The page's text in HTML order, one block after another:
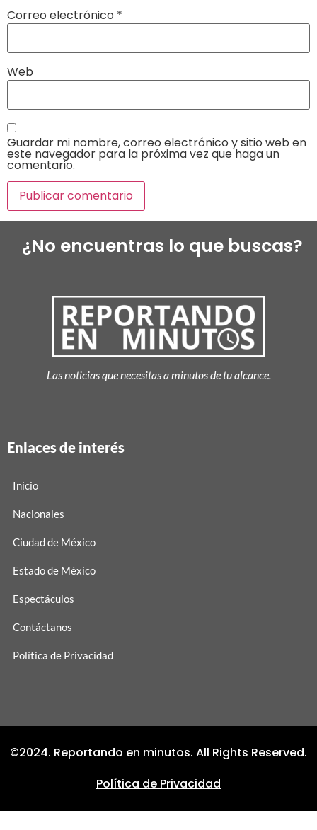
Correo electrónico *
Web
Guardar mi nombre, correo electrónico y sitio web en
este navegador para la próxima vez que haga un
comentario.
¿No encuentras lo que buscas?
Las noticias que necesitas a minutos de tu alcance.
Enlaces de interés
Inicio
Nacionales
Ciudad de México
Estado de México
Espectáculos
Contáctanos
Política de Privacidad
©2024. Reportando en minutos. All Rights Reserved.
Política de Privacidad